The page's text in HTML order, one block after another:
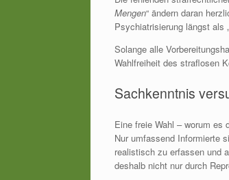
Mengen“ ändern daran
Psychiatrisierung längst als „
Solange alle
Wahlfreiheit des straflosen
Sachkenntnis
Eine freie Wahl – worum es
Nur umfassend Informierte
realistisch zu erfassen und
deshalb nicht nur durch